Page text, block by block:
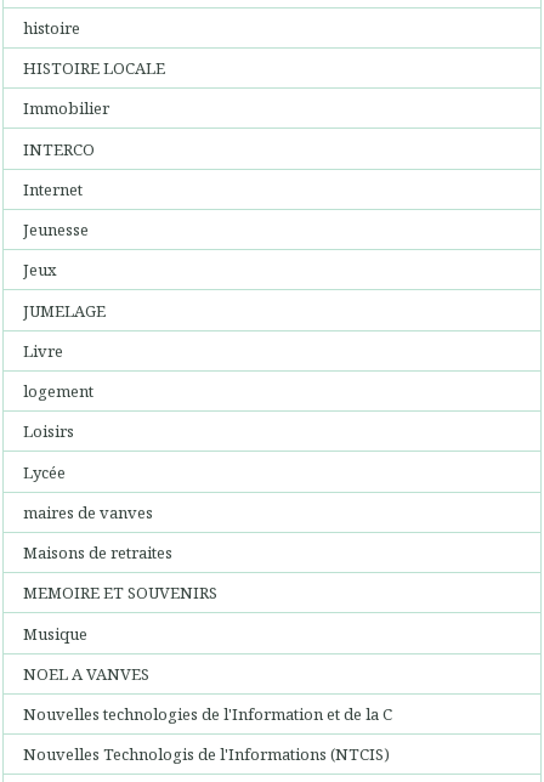
histoire
HISTOIRE LOCALE
Immobilier
INTERCO
Internet
Jeunesse
Jeux
JUMELAGE
Livre
logement
Loisirs
Lycée
maires de vanves
Maisons de retraites
MEMOIRE ET SOUVENIRS
Musique
NOEL A VANVES
Nouvelles technologies de l'Information et de la C
Nouvelles Technologis de l'Informations (NTCIS)